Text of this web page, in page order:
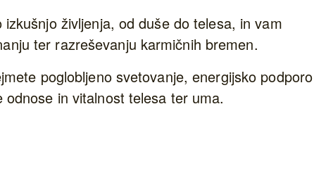
življenja, od duše do telesa, in vam
ter razreševanju karmičnih bremen.
poglobljeno svetovanje, energijsko podporo
in vitalnost telesa ter uma.